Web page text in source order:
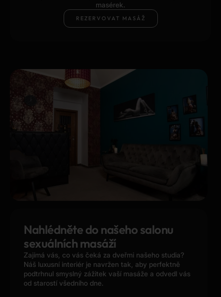
masérek.
REZERVOVAT MASÁŽ
Nahlédněte do našeho salonu
sexuálních masáží
Zajímá vás, co vás čeká za dveřmi našeho studia?
Náš luxusní interiér je navržen tak, aby perfektně
podtrhnul smyslný zážitek vaší masáže a odvedl vás
od starostí všedního dne.